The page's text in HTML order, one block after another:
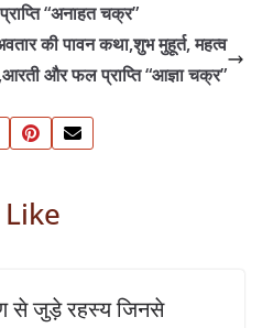
“अनाहत चक्र”
की पावन कथा,शुभ मुहूर्त, महत्व
और फल प्राप्ति “आज्ञा चक्र”
से जुड़े रहस्य जिनसे